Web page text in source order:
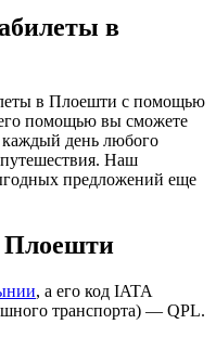
в
в Плоешти с помощью
помощью вы сможете
каждый день любого
Наш
предложений еще
, а его код IATA
транспорта) — QPL.